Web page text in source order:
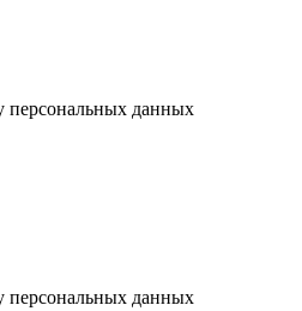
персональных данных
персональных данных